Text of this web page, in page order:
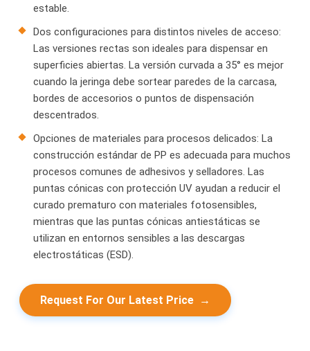
estable.
Dos configuraciones para distintos niveles de acceso:
Las versiones rectas son ideales para dispensar en
superficies abiertas. La versión curvada a 35° es mejor
cuando la jeringa debe sortear paredes de la carcasa,
bordes de accesorios o puntos de dispensación
descentrados.
Opciones de materiales para procesos delicados: La
construcción estándar de PP es adecuada para muchos
procesos comunes de adhesivos y selladores. Las
puntas cónicas con protección UV ayudan a reducir el
curado prematuro con materiales fotosensibles,
mientras que las puntas cónicas antiestáticas se
utilizan en entornos sensibles a las descargas
electrostáticas (ESD).
Request For Our Latest Price →